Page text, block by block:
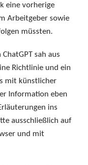
eine vorherige
Arbeitgeber sowie
müssten.
sah aus
Richtlinie und ein
mit künstlicher
Information eben
ins
ausschließlich auf
und mit